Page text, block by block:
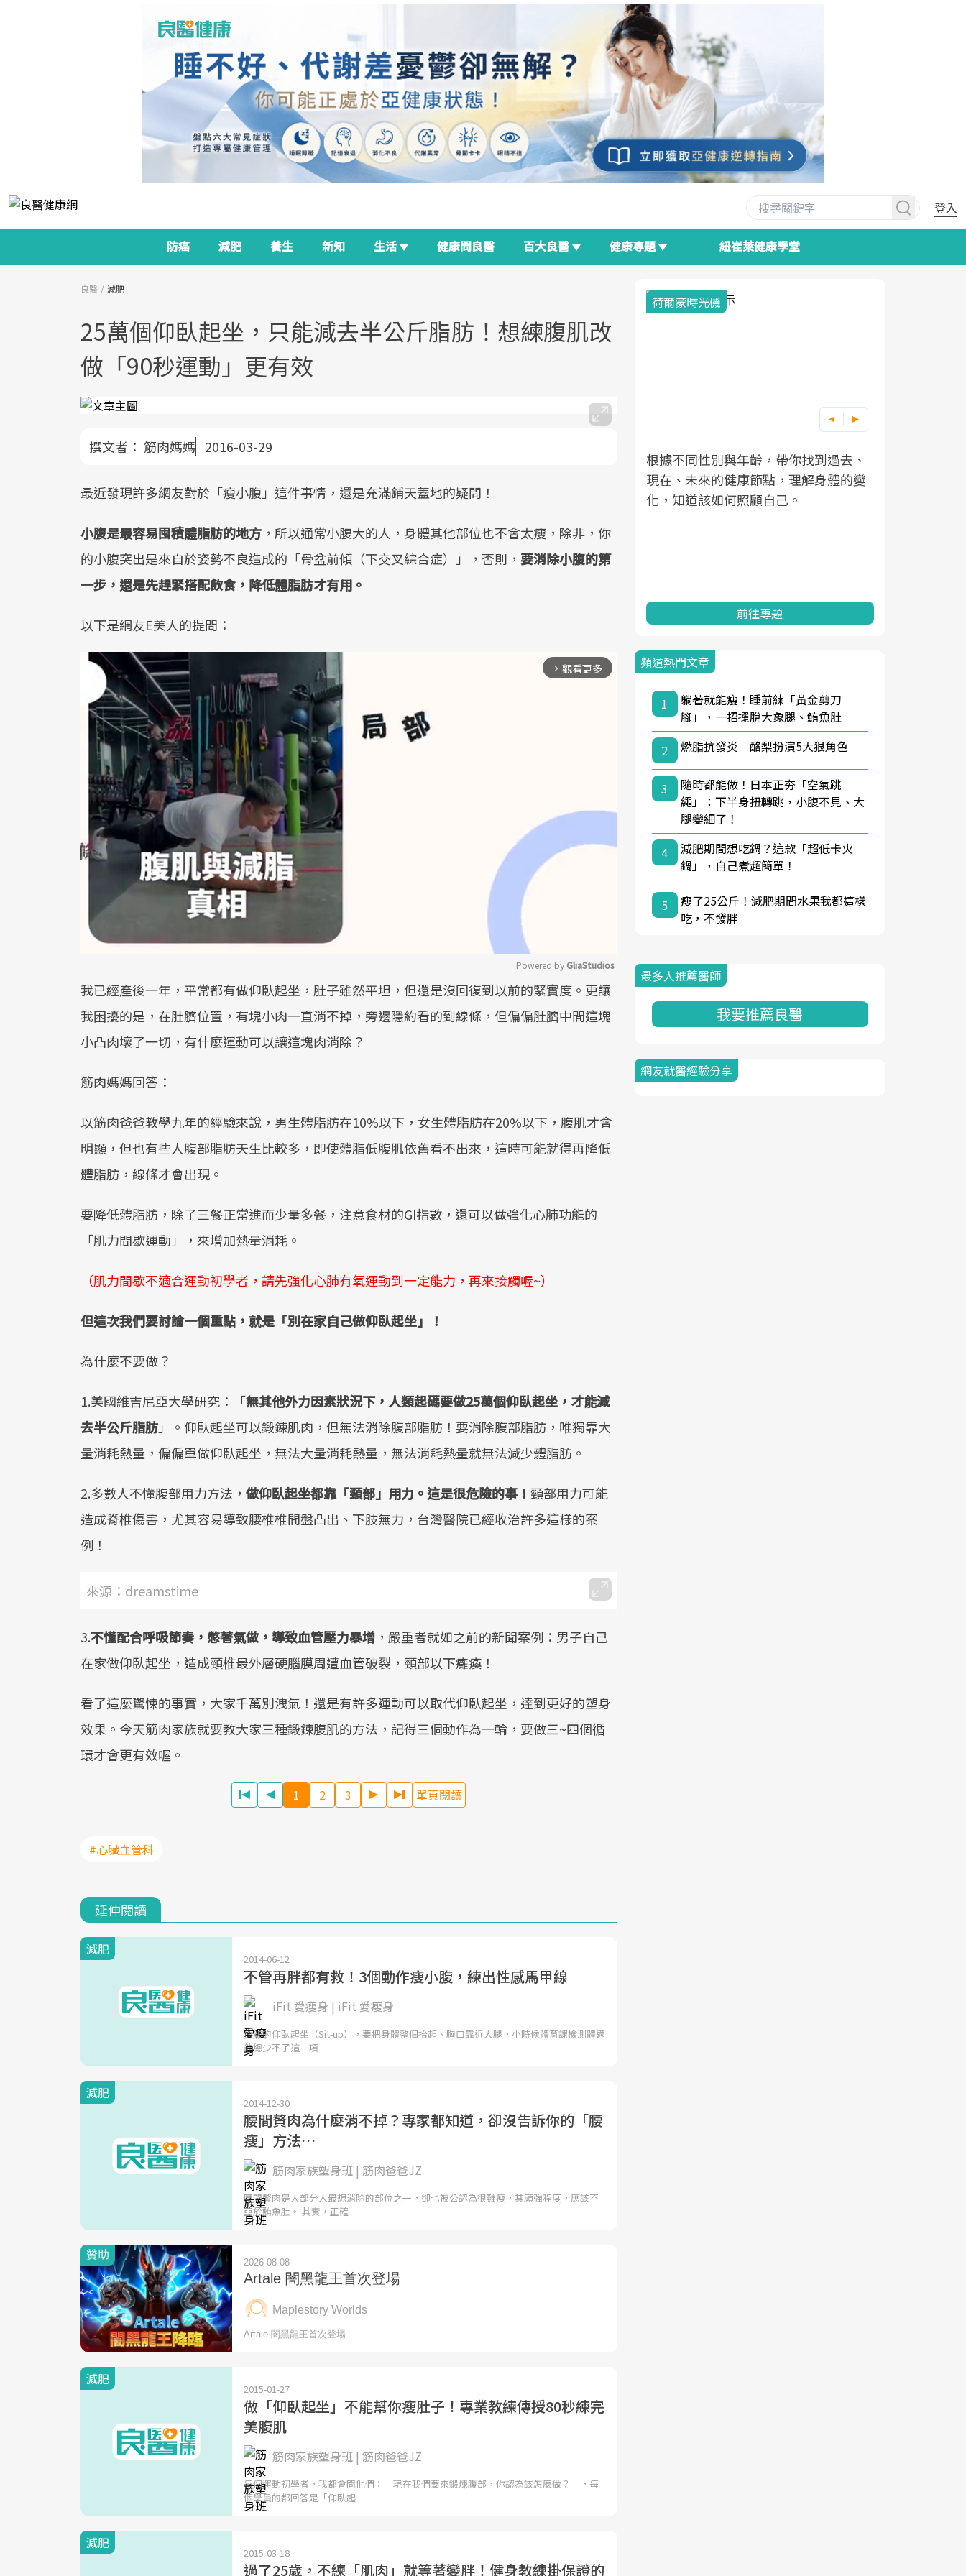
登入
防癌 減肥 養生 新知 生活 健康問良醫 百大良醫 健康專題 紐崔萊健康學堂
良醫 減肥
25萬個仰臥起坐，只能減去半公斤脂肪！想練腹肌改
做「90秒運動」更有效
撰文者： 筋肉媽媽 2016-03-29
最近發現許多網友對於「瘦小腹」這件事情，還是充滿鋪天蓋地的疑問！
小腹是最容易囤積體脂肪的地方 ，所以通常小腹大的人，身體其他部位也不會太瘦，除非，你
的小腹突出是來自於姿勢不良造成的「骨盆前傾（下交叉綜合症）」，否則， 要消除小腹的第
一步，還是先趕緊搭配飲食，降低體脂肪才有用。
以下是網友E美人的提問：
arrow_forward_ios 觀看更多
Mute
Powered by GliaStudios
我已經產後一年，平常都有做仰臥起坐，肚子雖然平坦，但還是沒回復到以前的緊實度。更讓
我困擾的是，在肚臍位置，有塊小肉一直消不掉，旁邊隱約看的到線條，但偏偏肚臍中間這塊
小凸肉壞了一切，有什麼運動可以讓這塊肉消除？
筋肉媽媽回答：
以筋肉爸爸教學九年的經驗來說，男生體脂肪在10%以下，女生體脂肪在20%以下，腹肌才會
明顯，但也有些人腹部脂肪天生比較多，即使體脂低腹肌依舊看不出來，這時可能就得再降低
體脂肪，線條才會出現。
要降低體脂肪，除了三餐正常進而少量多餐，注意食材的GI指數，還可以做強化心肺功能的
「肌力間歇運動」，來增加熱量消耗。
（肌力間歇不適合運動初學者，請先強化心肺有氧運動到一定能力，再來接觸喔~）
但這次我們要討論一個重點，就是「別在家自己做仰臥起坐」！
為什麼不要做？
1.美國維吉尼亞大學研究：「無其他外力因素狀況下，人類起碼要做25萬個仰臥起坐，才能減
去半公斤脂肪」。仰臥起坐可以鍛鍊肌肉，但無法消除腹部脂肪！要消除腹部脂肪，唯獨靠大
量消耗熱量，偏偏單做仰臥起坐，無法大量消耗熱量，無法消耗熱量就無法減少體脂肪。
2.多數人不懂腹部用力方法， 做仰臥起坐都靠「頸部」用力。這是很危險的事！ 頸部用力可能
造成脊椎傷害，尤其容易導致腰椎椎間盤凸出、下肢無力，台灣醫院已經收治許多這樣的案
例！
來源：dreamstime
3.不懂配合呼吸節奏，憋著氣做，導致血管壓力暴增 ，嚴重者就如之前的新聞案例：男子自己
在家做仰臥起坐，造成頸椎最外層硬腦膜周遭血管破裂，頸部以下癱瘓！
看了這麼驚悚的事實，大家千萬別洩氣！還是有許多運動可以取代仰臥起坐，達到更好的塑身
效果。今天筋肉家族就要教大家三種鍛鍊腹肌的方法，記得三個動作為一輪，要做三~四個循
環才會更有效喔。
1 2 3 單頁閱讀
#心臟血管科
延伸閱讀
減肥
2014-06-12
不管再胖都有救！3個動作瘦小腹，練出性感馬甲線
iFit 愛瘦身 | iFit 愛瘦身
傳統的仰臥起坐（Sit-up），要把身體整個抬起、胸口靠近大腿，小時候體育課檢測體適
能總少不了這一項
減肥
2014-12-30
腰間贅肉為什麼消不掉？專家都知道，卻沒告訴你的「腰
瘦」方法…
筋肉家族塑身班 | 筋肉爸爸JZ
腰間贅肉是大部分人最想消除的部位之一，卻也被公認為很難瘦，其頑強程度，應該不
亞於鮪魚肚。 其實，正確
減肥
2015-01-27
做「仰臥起坐」不能幫你瘦肚子！專業教練傳授80秒練完
美腹肌
筋肉家族塑身班 | 筋肉爸爸JZ
每個運動初學者，我都會問他們：「現在我們要來鍛煉腹部，你認為該怎麼做？」，每
個學員的都回答是「仰臥起
減肥
2015-03-18
過了25歲，不練「肌肉」就等著變胖！健身教練掛保證的
政策如「健康台灣推動委員會」與「長
關注的核心議題。然而，健檢不只是醫
療院所的服務，更是民眾了解自身健康
全面啟動你的健康革命！
建立對亞健康的認知，進而引導實際的
荷爾蒙時光機
根據不同性別與年齡，帶你找到過去、
現在、未來的健康節點，理解身體的變
化，知道該如何照顧自己。
前往專題
頻道熱門文章
1
躺著就能瘦！睡前練「黃金剪刀
腳」，一招擺脫大象腿、鮪魚肚
2
燃脂抗發炎 酪梨扮演5大狠角色
3
隨時都能做！日本正夯「空氣跳
繩」：下半身扭轉跳，小腹不見、大
腿變細了！
4
減肥期間想吃鍋？這款「超低卡火
鍋」，自己煮超簡單！
5
瘦了25公斤！減肥期間水果我都這樣
吃，不發胖
最多人推薦醫師
我要推薦良醫
網友就醫經驗分享